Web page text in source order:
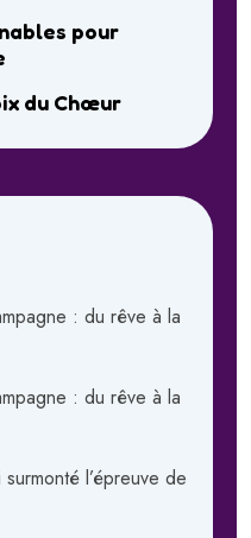
pour
du Chœur
: du rêve à la
: du rêve à la
surmonté l’épreuve de